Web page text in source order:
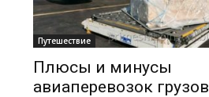
Путешествие
Плюсы и минусы
авиаперевозок грузов